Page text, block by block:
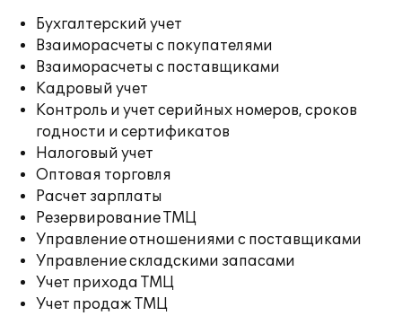
Бухгалтерский учет
Взаиморасчеты с покупателями
Взаиморасчеты с поставщиками
Кадровый учет
Контроль и учет серийных номеров, сроков
годности и сертификатов
Налоговый учет
Оптовая торговля
Расчет зарплаты
Резервирование ТМЦ
Управление отношениями с поставщиками
Управление складскими запасами
Учет прихода ТМЦ
Учет продаж ТМЦ